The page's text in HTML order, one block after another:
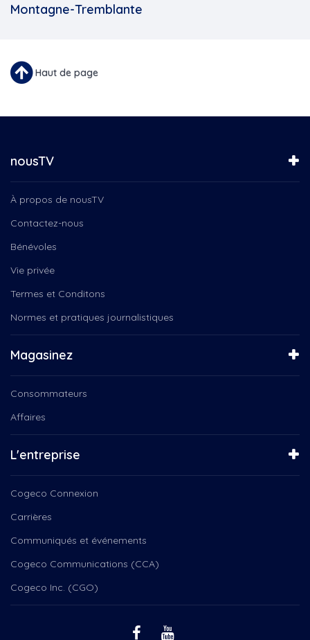
Montagne-Tremblante
Haut de page
nousTV
À propos de nousTV
Contactez-nous
Bénévoles
Vie privée
Termes et Conditons
Normes et pratiques journalistiques
Magasinez
Consommateurs
Affaires
L'entreprise
Cogeco Connexion
Carrières
Communiqués et événements
Cogeco Communications (CCA)
Cogeco Inc. (CGO)